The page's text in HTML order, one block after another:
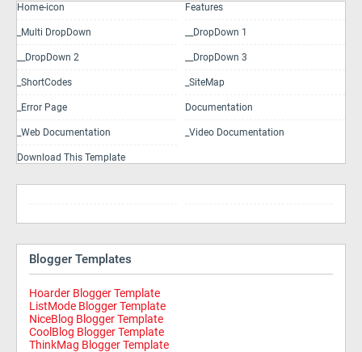
Home-icon Features
_Multi DropDown __DropDown 1
__DropDown 2 __DropDown 3
_ShortCodes _SiteMap
_Error Page Documentation
_Web Documentation _Video Documentation
Download This Template
Blogger Templates
Hoarder Blogger Template
ListMode Blogger Template
NiceBlog Blogger Template
CoolBlog Blogger Template
ThinkMag Blogger Template